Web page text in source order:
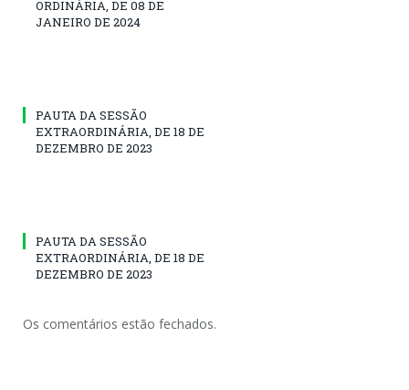
ORDINÁRIA, DE 08 DE
JANEIRO DE 2024
PAUTA DA SESSÃO
EXTRAORDINÁRIA, DE 18 DE
DEZEMBRO DE 2023
PAUTA DA SESSÃO
EXTRAORDINÁRIA, DE 18 DE
DEZEMBRO DE 2023
Os comentários estão fechados.